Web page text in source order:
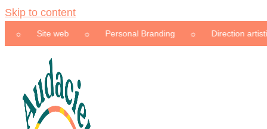
Skip to content
Site web ☼ Personal Branding ☼ Direction artistique